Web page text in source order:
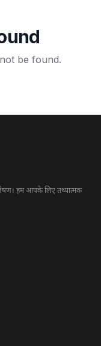
be found.
हम आपके लिए तथ्यात्मक